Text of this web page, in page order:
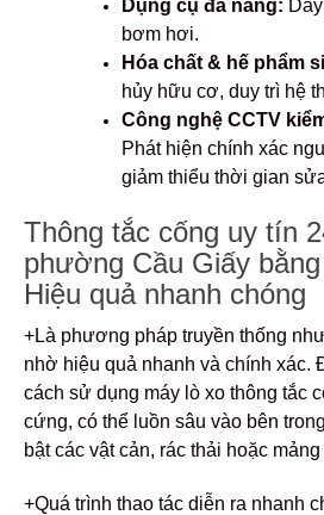
Dụng cụ đa năng:
bơm hơi.
Hóa chất & hế phẩm
hủy hữu cơ, duy trì hệ
Công nghệ CCTV
Phát hiện chính xác
giảm thiểu thời gian
Thông tắc cống uy tín
phường Cầu Giấy
Hiệu quả nhanh chóng
+Là phương pháp truyền thống
nhờ hiệu quả nhanh và chính xác.
cách sử dụng máy lò xo thông tắc
cứng, có thể luồn sâu vào bên
bật các vật cản, rác thải hoặc
+Quá trình thao tác diễn ra nhanh